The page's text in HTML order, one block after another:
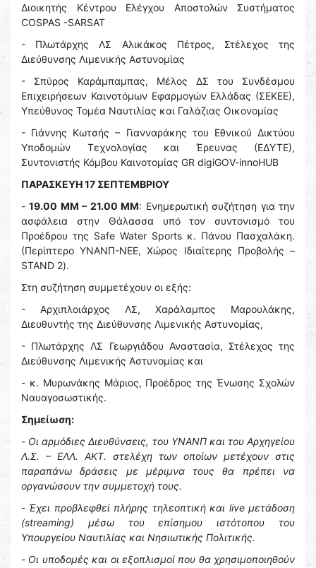
Διοικητής Κέντρου Ελέγχου Αποστολών Συστήματος
COSPAS -SARSAT
- Πλωτάρχης ΛΣ Αλικάκος Πέτρος, Στέλεχος της
Διεύθυνσης Λιμενικής Αστυνομίας
- Σπύρος Καράμπαμπας, Μέλος ΔΣ του Συνδέσμου
Επιχειρήσεων Καινοτόμων Εφαρμογών Ελλάδας (ΣΕΚΕΕ),
Υπεύθυνος Τομέα Ναυτιλίας και Γαλάζιας Οικονομίας
- Γιάννης Κωτσής – Γιανναράκης του Εθνικού Δικτύου
Υποδομών Τεχνολογίας και Έρευνας (ΕΔΥΤΕ),
Συντονιστής Κόμβου Καινοτομίας GR digiGOV-innoHUB
ΠΑΡΑΣΚΕΥΗ 17 ΣΕΠΤΕΜΒΡΙΟΥ
-19.00 ΜΜ – 21.00 ΜΜ: Ενημερωτική συζήτηση για την
ασφάλεια στην Θάλασσα υπό τον συντονισμό του
Προέδρου της Safe Water Sports κ. Πάνου Πασχαλάκη.
(Περίπτερο ΥΝΑΝΠ-ΝΕΕ, Χώρος Ιδιαίτερης Προβολής –
STAND 2).
Στη συζήτηση συμμετέχουν οι εξής:
- Αρχιπλοιάρχος ΛΣ, Χαράλαμπος Μαρουλάκης,
Διευθυντής της Διεύθυνσης Λιμενικής Αστυνομίας,
- Πλωτάρχης ΛΣ Γεωργιάδου Αναστασία, Στέλεχος της
Διεύθυνσης Λιμενικής Αστυνομίας και
- κ. Μυρωνάκης Μάριος, Προέδρος της Ένωσης Σχολών
Ναυαγοσωστικής.
Σημείωση:
- Οι αρμόδιες Διευθύνσεις, του ΥΝΑΝΠ και του Αρχηγείου
Λ.Σ. – ΕΛΛ. ΑΚΤ. στελέχη των οποίων μετέχουν στις
παραπάνω δράσεις με μέριμνα τους θα πρέπει να
οργανώσουν την συμμετοχή τους.
- Έχει προβλεφθεί πλήρης τηλεοπτική και live μετάδοση
(streaming) μέσω του επίσημου ιστότοπου του
Υπουργείου Ναυτιλίας και Νησιωτικής Πολιτικής.
- Οι υποδομές και οι εξοπλισμοί που θα χρησιμοποιηθούν